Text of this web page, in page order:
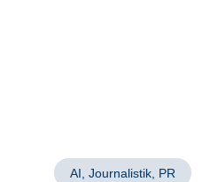
AI Journalistik PR